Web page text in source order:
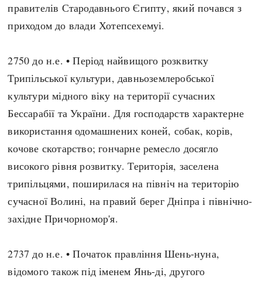
Америка
А(нта)рктика
Європа
Всі статті
Визначальні події
Автори
done
правителів Стародавнього Єгипту, який почався з
приходом до влади Хотепсехемуі.
2750 до н.е. • Період найвищого розквитку
Трипільської культури, давньоземлеробської
культури мідного віку на території сучасних
Бессарабії та України. Для господарств характерне
використання одомашнених коней, собак, корів,
кочове скотарство; гончарне ремесло досягло
високого рівня розвитку. Територія, заселена
трипільцями, поширилася на північ на територію
сучасної Волині, на правий берег Дніпра і північно-
західне Причорномор'я.
2737 до н.е. • Початок правління Шень-нуна,
відомого також під іменем Янь-ді, другого